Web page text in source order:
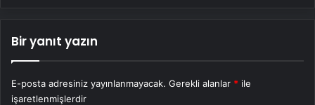
Bir yanıt yazın
E-posta adresiniz yayınlanmayacak. Gerekli alanlar * ile
işaretlenmişlerdir